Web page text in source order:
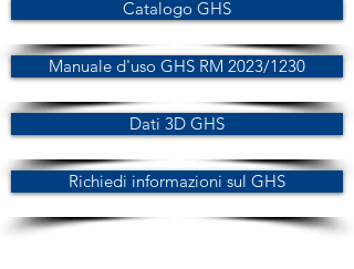
Catalogo GHS
Manuale d'uso GHS RM 2023/1230
Dati 3D GHS
Richiedi informazioni sul GHS